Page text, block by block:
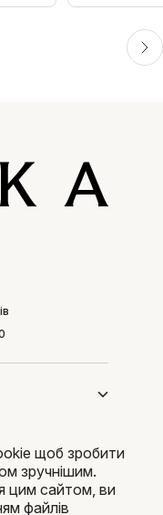
щоб зробити
зручнішим.
цим сайтом, ви
файлів